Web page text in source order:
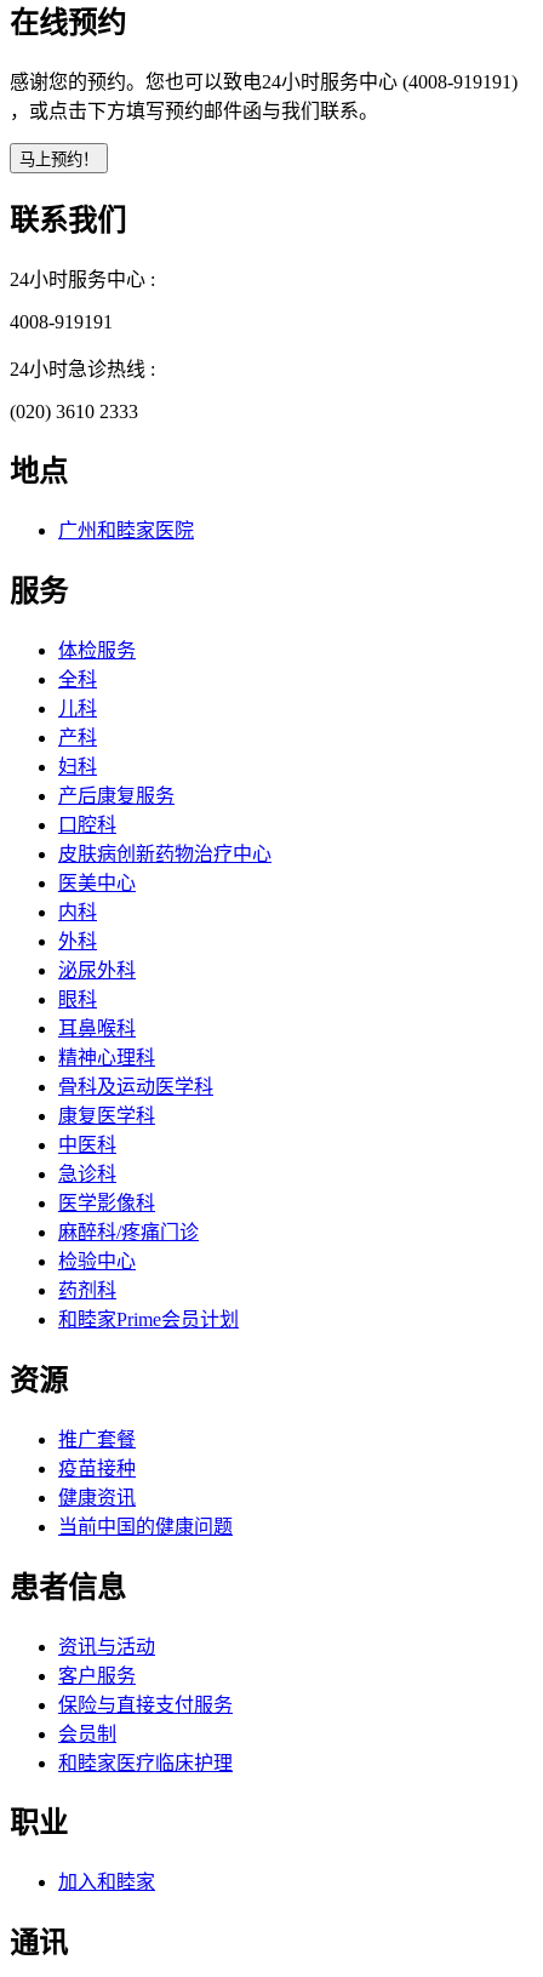
在线预约
感谢您的预约。您也可以致电24小时服务中心 (4008-919191)
，或点击下方填写预约邮件函与我们联系。
联系我们
24小时服务中心 :
4008-919191
24小时急诊热线 :
(020) 3610 2333
地点
广州和睦家医院
服务
体检服务
全科
儿科
产科
妇科
产后康复服务
口腔科
皮肤病创新药物治疗中心
医美中心
内科
外科
泌尿外科
眼科
耳鼻喉科
精神心理科
骨科及运动医学科
康复医学科
中医科
急诊科
医学影像科
麻醉科/疼痛门诊
检验中心
药剂科
和睦家Prime会员计划
资源
推广套餐
疫苗接种
健康资讯
当前中国的健康问题
患者信息
资讯与活动
客户服务
保险与直接支付服务
会员制
和睦家医疗临床护理
职业
加入和睦家
通讯